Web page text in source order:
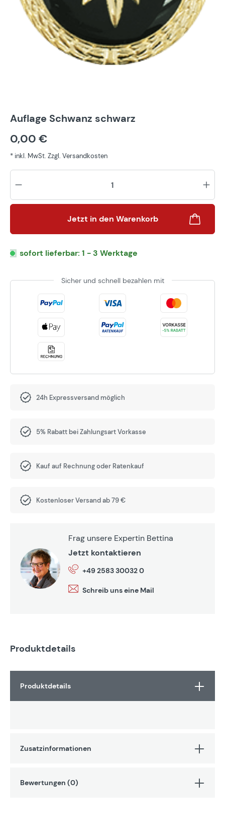
Auflage Schwanz schwarz
0,00 €
* inkl. MwSt. Zzgl. Versandkosten
Jetzt in den Warenkorb
sofort lieferbar: 1 - 3 Werktage
Sicher und schnell bezahlen mit
24h Expressversand möglich
5% Rabatt bei Zahlungsart Vorkasse
Kauf auf Rechnung oder Ratenkauf
Kostenloser Versand ab 79 €
Frag unsere Expertin Bettina
Jetzt kontaktieren
+49 2583 30032 0
Schreib uns eine Mail
Produktdetails
Produktdetails
Zusatzinformationen
Bewertungen (0)